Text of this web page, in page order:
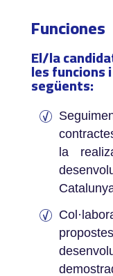
Funciones
El/la
les
següents:
la